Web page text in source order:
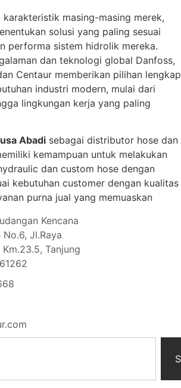
karakteristik masing-masing merek,
solusi yang paling sesuai
performa sistem hidrolik mereka.
dan teknologi global Danfoss,
Centaur memberikan pilihan lengkap
industri modern, mulai dari
lingkungan kerja yang paling
Abadi sebagai distributor hose dan
kemampuan untuk melakukan
dan custom hose dengan
kebutuhan customer dengan kualitas
purna jual yang memuaskan
Kencana
Jl.Raya
Tanjung